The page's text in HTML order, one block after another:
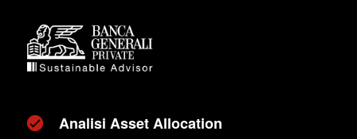
Analisi Asset Allocation